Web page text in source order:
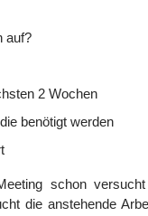
auf?
2 Wochen
benötigt werden
schon
die anstehende